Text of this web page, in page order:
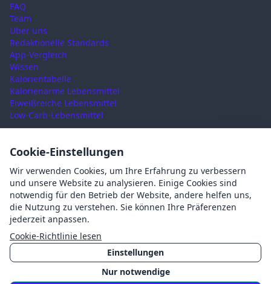
FAQ
Team
Über uns
Redaktionelle Standards
App-Vergleich
Wissen
Kalorientabelle
Kalorienarme Lebensmittel
Eiweißreiche Lebensmittel
Low-Carb-Lebensmittel
RECHTLICHES
Nutzungsbedingungen
Datenschutz
Impressum
AGB
Cookies
Cookie-Einstellungen
©2026Mahlzait · Made with ❤️ in Germany
Cookie-Einstellungen
Wir verwenden Cookies, um Ihre Erfahrung zu verbessern
und unsere Website zu analysieren. Einige Cookies sind
notwendig für den Betrieb der Website, andere helfen uns,
die Nutzung zu verstehen. Sie können Ihre Präferenzen
jederzeit anpassen.
Cookie-Richtlinie lesen
Einstellungen
Nur notwendige